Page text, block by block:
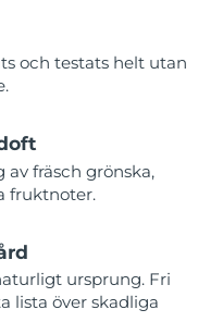
och testats helt utan
fräsch grönska,
fruktnoter.
ursprung. Fri
lista över skadliga
leverans
leverans
leverans
leverans
leverans8/12/26